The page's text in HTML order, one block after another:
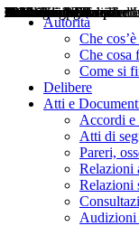
Autorità
Che
Che cosa
Come si
Delibere
Atti e
Accordi e
Atti di
Pareri,
Relazioni
Relazioni
Audizioni
Delibere
Pareri
Consultazioni
Audizioni
Atti di Segnalazione
Accordi e Protocolli
Relazioni annuali
Misure di regolazione
Notizie
Comunicati Stampa
Bollettini ART
Convegni ART
Interviste del Presidente
Articoli in primo piano
Interventi del
2004
2005
2010
2013
2014
2015
2016
2017
2018
2019
202
2020
2021
2022
2023
2024
2025
2026
Aereo
Marittimo
Terrestre